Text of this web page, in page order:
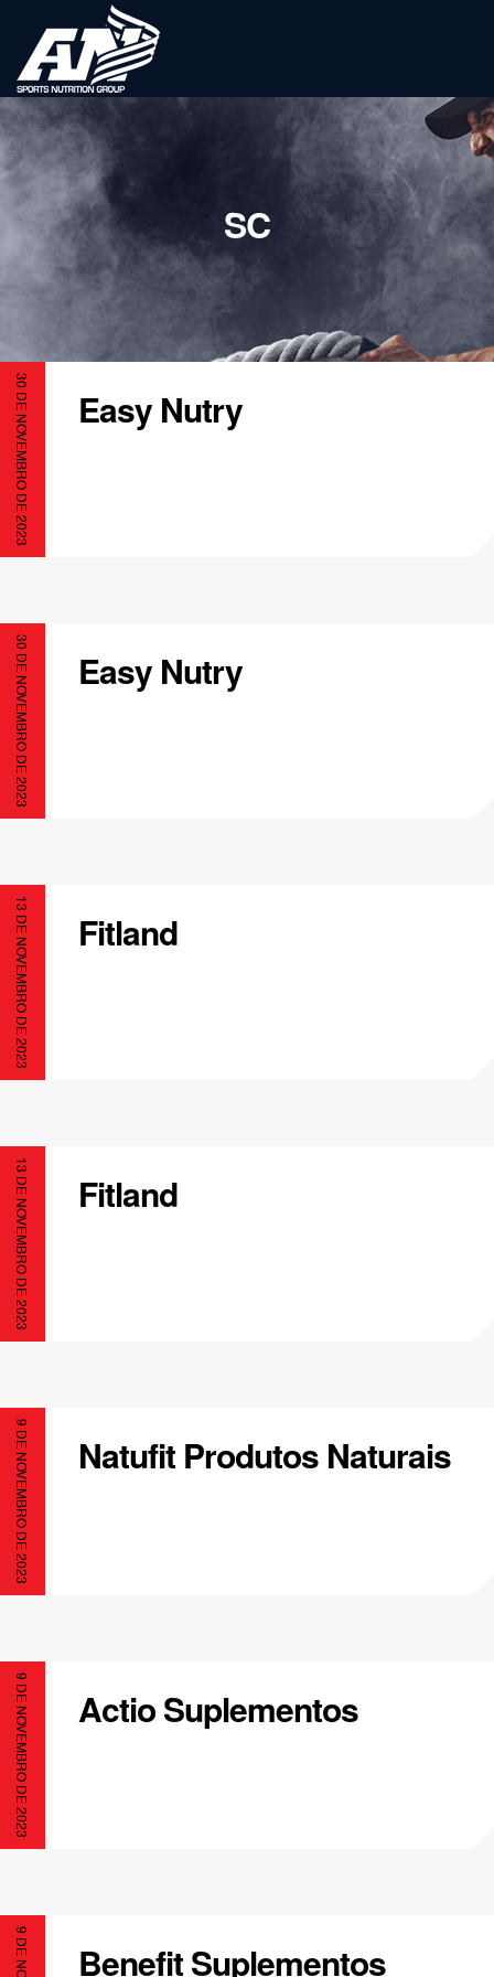
SC
30 DE NOVEMBRO DE 2023 Easy Nutry
30 DE NOVEMBRO DE 2023 Easy Nutry
13 DE NOVEMBRO DE 2023 Fitland
13 DE NOVEMBRO DE 2023 Fitland
9 DE NOVEMBRO DE 2023 Natufit Produtos Naturais
9 DE NOVEMBRO DE 2023 Actio Suplementos
Benefit Suplementos